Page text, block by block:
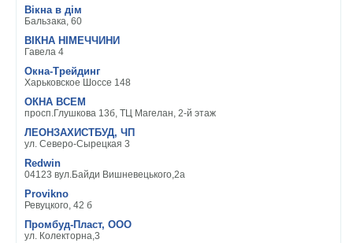
Вікна в дім
Бальзака, 60
ВІКНА НІМЕЧЧИНИ
Гавела 4
Окна-Трейдинг
Харьковское Шоссе 148
ОКНА ВСЕМ
просп.Глушкова 13б, ТЦ Магелан, 2-й этаж
ЛЕОНЗАХИСТБУД, ЧП
ул. Северо-Сырецкая 3
Redwin
04123 вул.Байди Вишневецького,2а
Provikno
Ревуцкого, 42 б
Промбуд-Пласт, ООО
ул. Колекторна,3